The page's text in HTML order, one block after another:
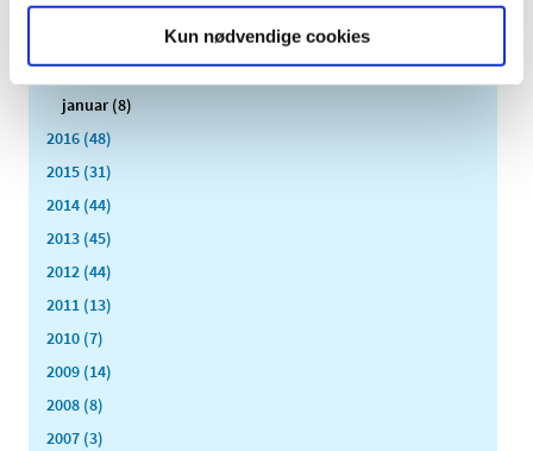
Kun nødvendige cookies
maj (3)
februar (3)
januar (8)
2016 (48)
2015 (31)
2014 (44)
2013 (45)
2012 (44)
2011 (13)
2010 (7)
2009 (14)
2008 (8)
2007 (3)